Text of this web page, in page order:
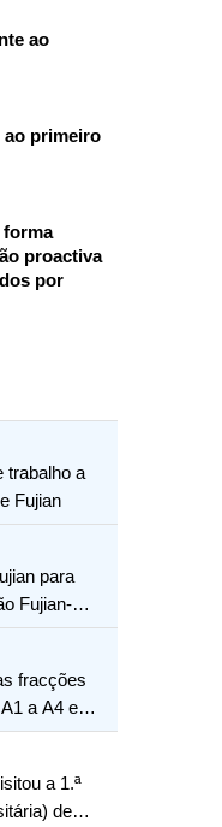
ao
ao primeiro
forma
proactiva
por
trabalho a
Fujian
para
Fujian-
fracções
a A4 e
a 1.ª
de